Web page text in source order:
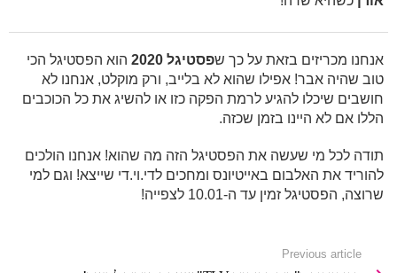
אנחנו מכריזים בזאת על כך שפסטיגל 2020
הוא הפסטיגל הכי
טוב שהיה אבר! אפילו שהוא לא בלייב, ורק מוקלט, אנחנו לא
חושבים שיכלו להגיע לרמת הפקה כזו או להשיג את כל הכוכבים
הללו אם לא היינו בזמן שכזה.
תודה לכל מי שעשה את הפסטיגל הזה מה שהוא! אנחנו הולכים
להוריד את האלבום באייטיונס ומחכים לדי.וי.די שייצא! וגם למי
שרוצה, הפסטיגל זמין עד ה-10.01 לצפייה!
more
Previous article